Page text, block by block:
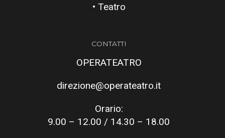
• Teatro
CONTATTI
OPERATEATRO
direzione@operateatro.it
Orario:
9.00 – 12.00 / 14.30 – 18.00